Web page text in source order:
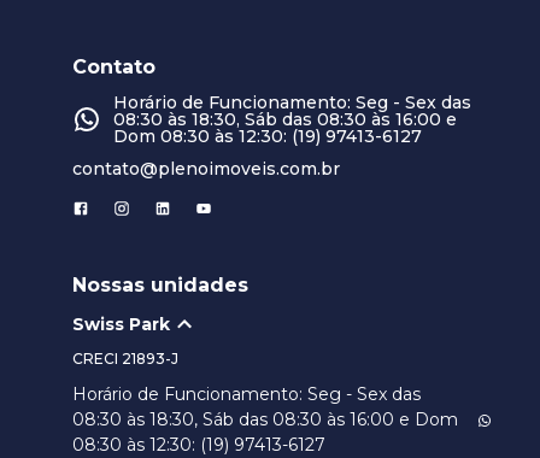
Contato
Horário de Funcionamento: Seg - Sex das
08:30 às 18:30, Sáb das 08:30 às 16:00 e
Dom 08:30 às 12:30: (19) 97413-6127
contato@plenoimoveis.com.br
Nossas unidades
Swiss Park
CRECI 21893-J
Horário de Funcionamento: Seg - Sex das
08:30 às 18:30, Sáb das 08:30 às 16:00 e Dom
08:30 às 12:30: (19) 97413-6127